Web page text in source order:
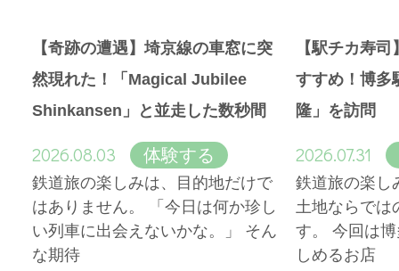
【奇跡の遭遇】埼京線の車窓に突
然現れた！「Magical Jubilee
Shinkansen」と並走した数秒間
2026.08.03 体験する
鉄道旅の楽しみは、目的地だけで
はありません。 「今日は何か珍し
い列車に出会えないかな。」 そん
な期待
【駅チカ寿
すすめ！博多
隆」を訪問
2026.07.31
鉄道旅の楽し
土地ならでは
す。 今回は
しめるお店